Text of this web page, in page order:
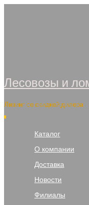
Лесовозы и
Лизинг со скидкой дилера
Каталог
О компании
Доставка
Новости
Филиалы